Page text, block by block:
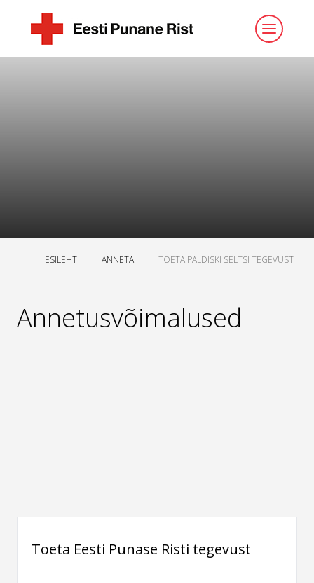
ESILEHT ANNETA TOETA PALDISKI SELTSI TEGEVUST
Annetusvõimalused
Toeta Eesti Punase Risti tegevust